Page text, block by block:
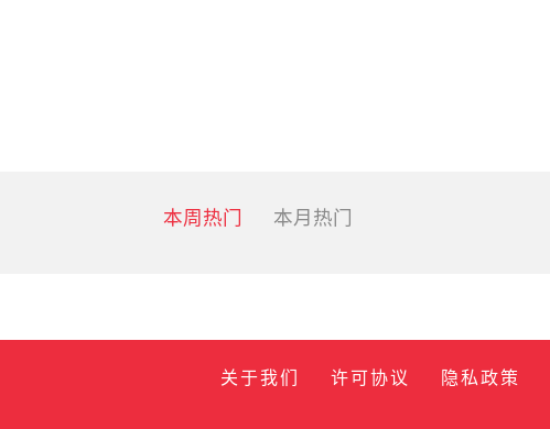
本周热门 本月热门
关于我们 许可协议 隐私政策